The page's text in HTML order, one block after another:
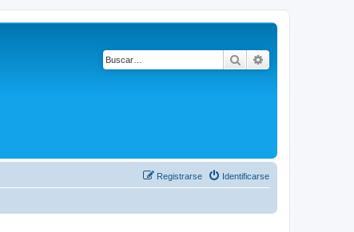
Buscar
Identificarse
Registrarse